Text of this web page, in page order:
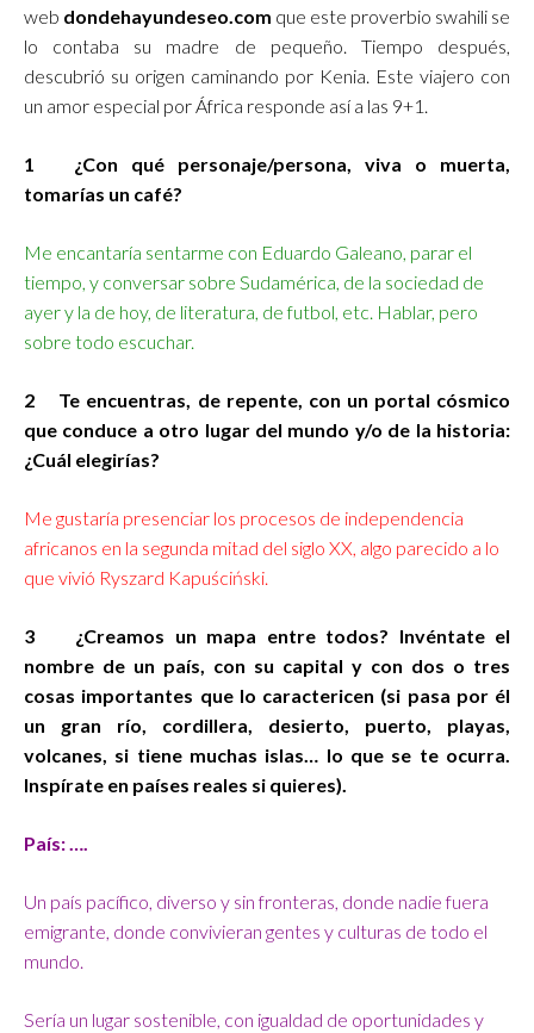
web dondehayundeseo.com que este proverbio swahili se
lo contaba su madre de pequeño. Tiempo después,
descubrió su origen caminando por Kenia. Este viajero con
un amor especial por África responde así a las 9+1.
1 ¿Con qué personaje/persona, viva o muerta,
tomarías un café?
Me encantaría sentarme con Eduardo Galeano, parar el
tiempo, y conversar sobre Sudamérica, de la sociedad de
ayer y la de hoy, de literatura, de futbol, etc. Hablar, pero
sobre todo escuchar.
2 Te encuentras, de repente, con un portal cósmico
que conduce a otro lugar del mundo y/o de la historia:
¿Cuál elegirías?
Me gustaría presenciar los procesos de independencia
africanos en la segunda mitad del siglo XX, algo parecido a lo
que vivió Ryszard Kapuściński.
3 ¿Creamos un mapa entre todos? Invéntate el
nombre de un país, con su capital y con dos o tres
cosas importantes que lo caractericen (si pasa por él
un gran río, cordillera, desierto, puerto, playas,
volcanes, si tiene muchas islas… lo que se te ocurra.
Inspírate en países reales si quieres).
País: ….
Un país pacífico, diverso y sin fronteras, donde nadie fuera
emigrante, donde convivieran gentes y culturas de todo el
mundo.
Sería un lugar sostenible, con igualdad de oportunidades y